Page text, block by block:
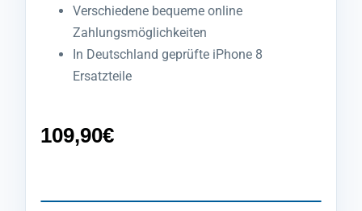
Verschiedene bequeme online
Zahlungsmöglichkeiten
In Deutschland geprüfte iPhone 8
Ersatzteile
109,90€